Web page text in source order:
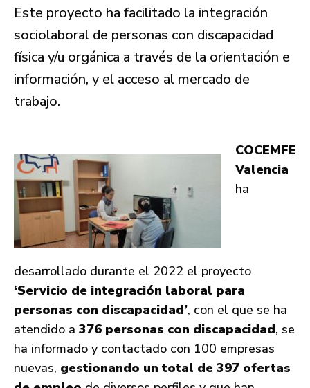
Este proyecto ha facilitado la integración
sociolaboral de personas con discapacidad
física y/u orgánica a través de la orientación e
información, y el acceso al mercado de
trabajo.
COCEMFE
Valencia
ha
desarrollado durante el 2022 el proyecto
‘Servicio de integración laboral para
personas con discapacidad’, con el que se ha
atendido a 376 personas con discapacidad, se
ha informado y contactado con 100 empresas
nuevas, gestionando un total de 397 ofertas